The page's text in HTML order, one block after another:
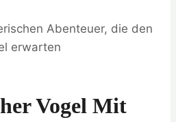
Abenteuer, die den
erwarten
Vogel Mit